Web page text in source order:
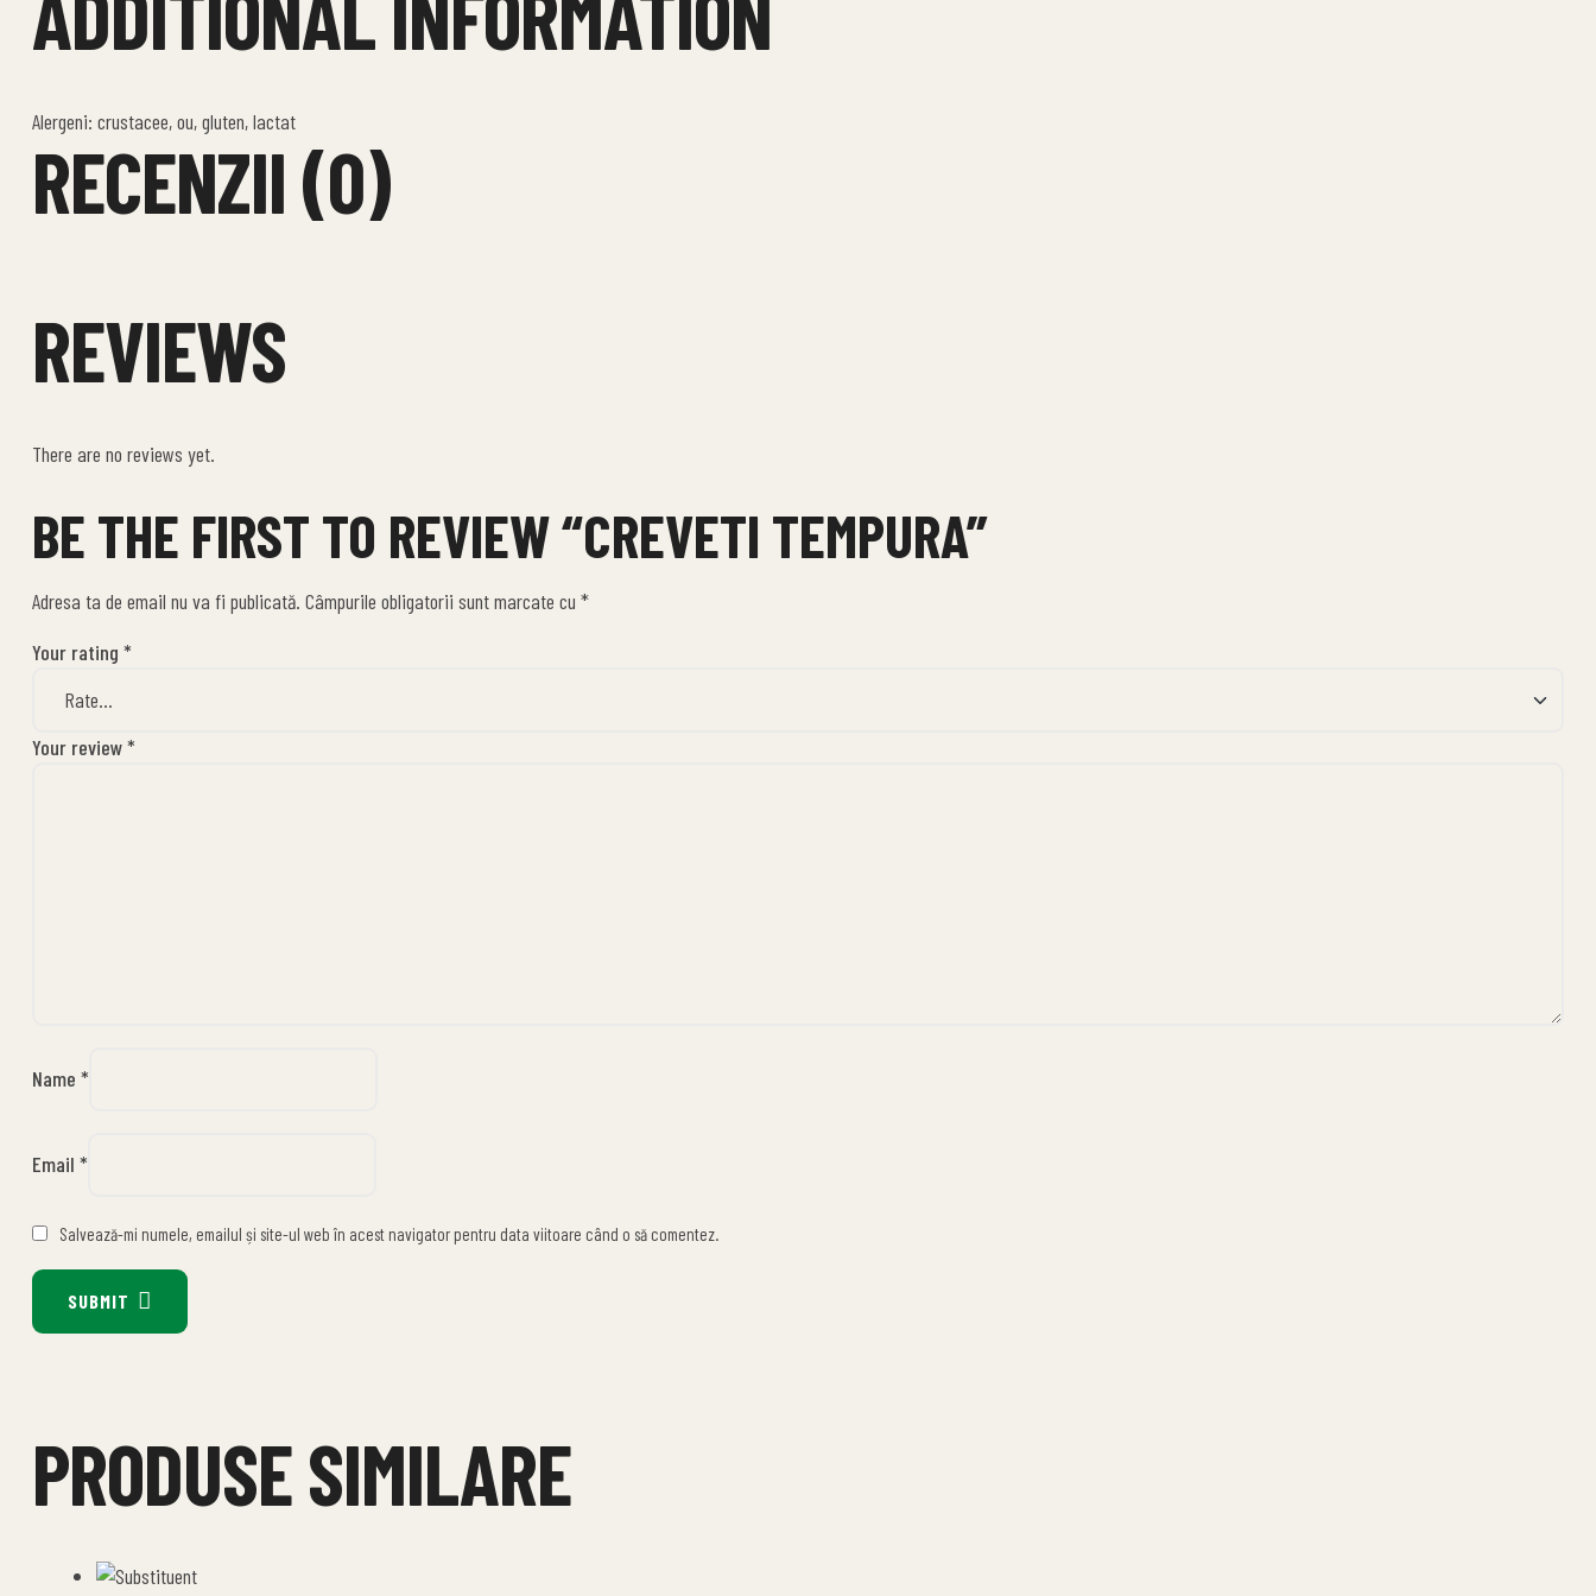
Alergeni: crustacee, ou, gluten, lactat
RECENZII (0)
REVIEWS
There are no reviews yet.
BE THE FIRST TO REVIEW “CREVETI TEMPURA”
Adresa ta de email nu va fi publicată. Câmpurile obligatorii sunt marcate cu *
Your rating *
Your review*
Name *
Email *
Salvează-mi numele, emailul și site-ul web în acest navigator pentru data viitoare când o să comentez.
SUBMIT
PRODUSE SIMILARE